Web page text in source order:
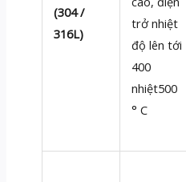
(304 /
316L)
trở nhiệt
độ lên tới
400
nhiệt500
° C